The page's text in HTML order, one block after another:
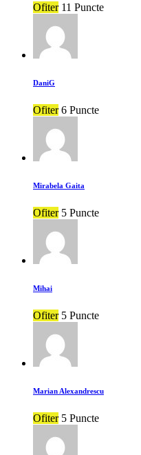
Ofiter 11 Puncte
DaniG
Ofiter 6 Puncte
Mirabela Gaita
Ofiter 5 Puncte
Mihai
Ofiter 5 Puncte
Marian Alexandrescu
Ofiter 5 Puncte